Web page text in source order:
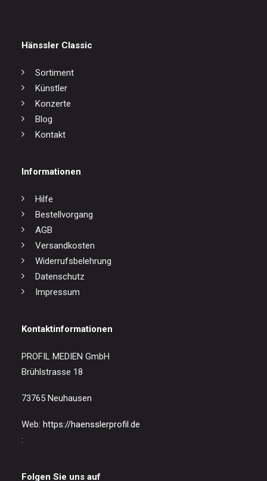
Hänssler Classic
Sortiment
Künstler
Konzerte
Blog
Kontakt
Informationen
Hilfe
Bestellvorgang
AGB
Versandkosten
Widerrufsbelehrung
Datenschutz
Impressum
Kontaktinformationen
PROFIL MEDIEN GmbH
Brühlstrasse 18
73765 Neuhausen
Web: https://haensslerprofil.de
:
Folgen Sie uns auf